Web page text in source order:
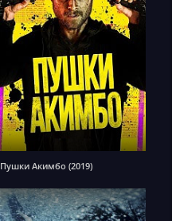
Пушки Акимбо (2019)